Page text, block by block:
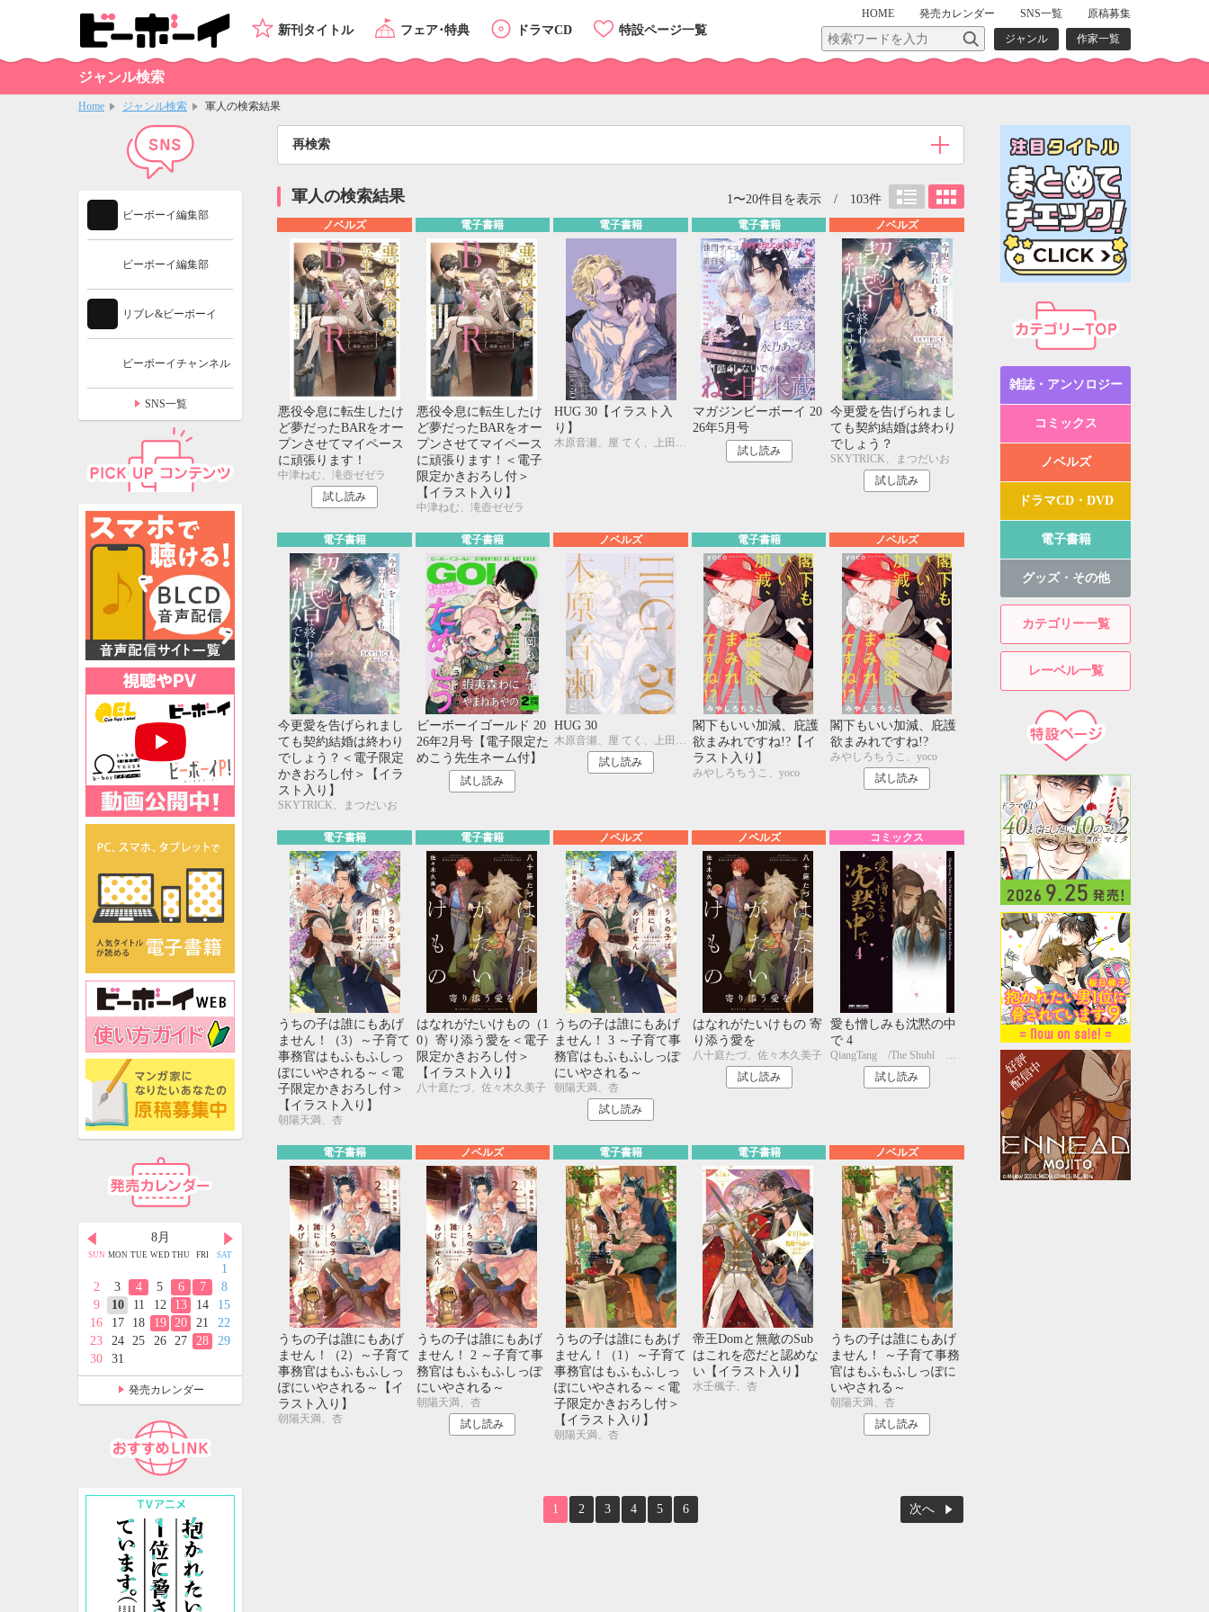
HOME 発売カレンダー SNS一覧
原稿募集
ジャンル
作家一覧
新刊タイトル フェア･特典 ドラマCD 特設ページ一覧
ジャンル検索
Home ジャンル検索 軍人の検索結果
再検索
軍人の検索結果 1〜20件目を表示 / 103件
ノベルズ
悪役令息に転生したけ
ど夢だったBARをオー
プンさせてマイペース
に頑張ります！
中津ねむ、滝壺ゼゼラ
試し読み
電子書籍
悪役令息に転生したけ
ど夢だったBARをオー
プンさせてマイペース
に頑張ります！＜電子
限定かきおろし付＞
【イラスト入り】
中津ねむ、滝壺ゼゼラ
電子書籍
HUG 30【イラスト入
り】
電子書籍
マガジンビーボーイ 20
26年5月号
試し読み
ノベルズ
今更愛を告げられまし
ても契約結婚は終わり
でしょう？
SKYTRICK、まつだいお
試し読み
電子書籍
今更愛を告げられまし
ても契約結婚は終わり
でしょう？＜電子限定
かきおろし付＞【イラ
スト入り】
SKYTRICK、まつだいお
電子書籍
ビーボーイゴールド 20
26年2月号【電子限定た
めこう先生ネーム付】
試し読み
ノベルズ
HUG 30
木原音瀬、厘 てく、上田アキ、外岡もったす
試し読み
電子書籍
閣下もいい加減、庇護
欲まみれですね!?【イ
ラスト入り】
みやしろちうこ、yoco
ノベルズ
閣下もいい加減、庇護
欲まみれですね!?
みやしろちうこ、yoco
試し読み
電子書籍
うちの子は誰にもあげ
ません！（3）～子育て
事務官はもふもふしっ
ぽにいやされる～＜電
子限定かきおろし付＞
【イラスト入り】
朝陽天満、杏
電子書籍
はなれがたいけもの（1
0）寄り添う愛を＜電子
限定かきおろし付＞
【イラスト入り】
八十庭たづ、佐々木久美子
ノベルズ
うちの子は誰にもあげ
ません！ 3 ～子育て事
務官はもふもふしっぽ
にいやされる～
朝陽天満、杏
試し読み
ノベルズ
はなれがたいけもの 寄
り添う愛を
八十庭たづ、佐々木久美子
試し読み
コミックス
愛も憎しみも沈黙の中
で 4
QiangTang /The Shubl Website+kkworld+BailiJunxi+Chujiujiang
試し読み
電子書籍
うちの子は誰にもあげ
ません！（2）～子育て
事務官はもふもふしっ
ぽにいやされる～【イ
ラスト入り】
朝陽天満、杏
ノベルズ
うちの子は誰にもあげ
ません！ 2 ～子育て事
務官はもふもふしっぽ
にいやされる～
朝陽天満、杏
試し読み
電子書籍
うちの子は誰にもあげ
ません！（1）～子育て
事務官はもふもふしっ
ぽにいやされる～＜電
子限定かきおろし付＞
【イラスト入り】
朝陽天満、杏
電子書籍
帝王Domと無敵のSub
はこれを恋だと認めな
い【イラスト入り】
水壬楓子、杏
ノベルズ
うちの子は誰にもあげ
ません！ ～子育て事務
官はもふもふしっぽに
いやされる～
朝陽天満、杏
試し読み
1 2 3 4 5 6 次へ
カテゴリーTOP
雑誌・アンソロジー
コミックス
ノベルズ
ドラマCD・DVD
電子書籍
グッズ・その他
カテゴリー一覧
レーベル一覧
特設ページ
ビーボーイ編集部
ビーボーイ編集部
リブレ&ビーボーイ
ビーボーイチャンネル
SNS一覧
8月
SUN MON TUE WED THU FRI SAT
1
2
3 4 5 6 7
8
9
10 11 12 13 14
15
16
17 18 19 20 21
22
23
24 25 26 27 28
29
30
31
9月
MON TUE WED THU FRI SAT
1 2 3 4
5
8 9 10 11
12
15 16 17 18
19
22 23 24 25
26
28 29 30
10月
SUN MON TUE WED THU FRI
1 2
4
5 6 7 8 9
11
12 13 14 15 16
18
19 20 21 22 23
25
26 27 28 29 30 31
発売カレンダー